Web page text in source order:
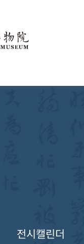
전시캘린더